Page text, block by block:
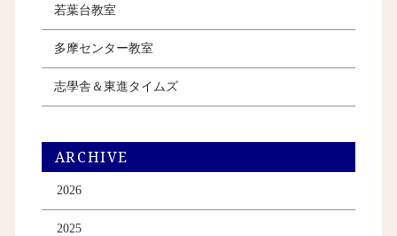
若葉台教室
多摩センター教室
志學舎＆東進タイムズ
ARCHIVE
2026
2025